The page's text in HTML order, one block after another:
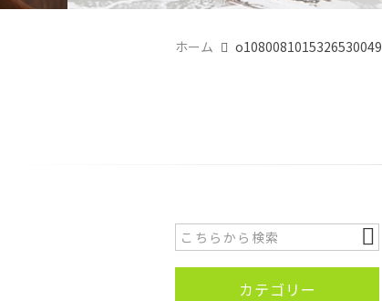
ホーム o1080081015326530049
カテゴリー